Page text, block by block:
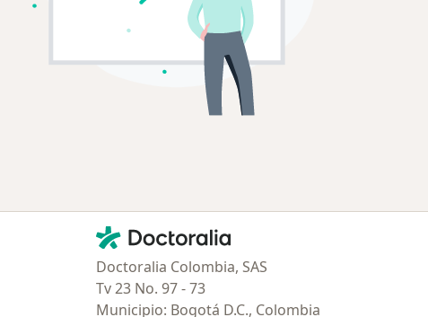
Contacto
Doctoralia - Página de inicio
Doctoralia Colombia, SAS
Tv 23 No. 97 - 73
Municipio: Bogotá D.C., Colombia